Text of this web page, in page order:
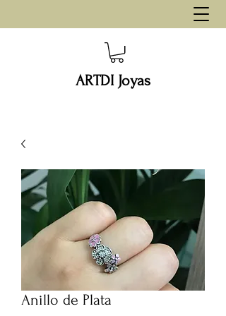
ARTDI Joyas
Anillo de Plata